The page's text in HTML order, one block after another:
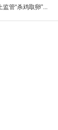
管“杀鸡取卵”...